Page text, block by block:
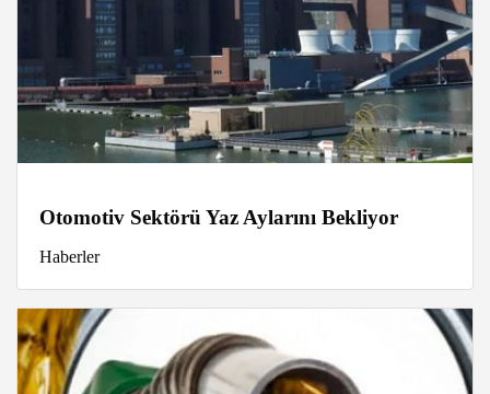
Otomotiv Sektörü Yaz Aylarını Bekliyor
Haberler